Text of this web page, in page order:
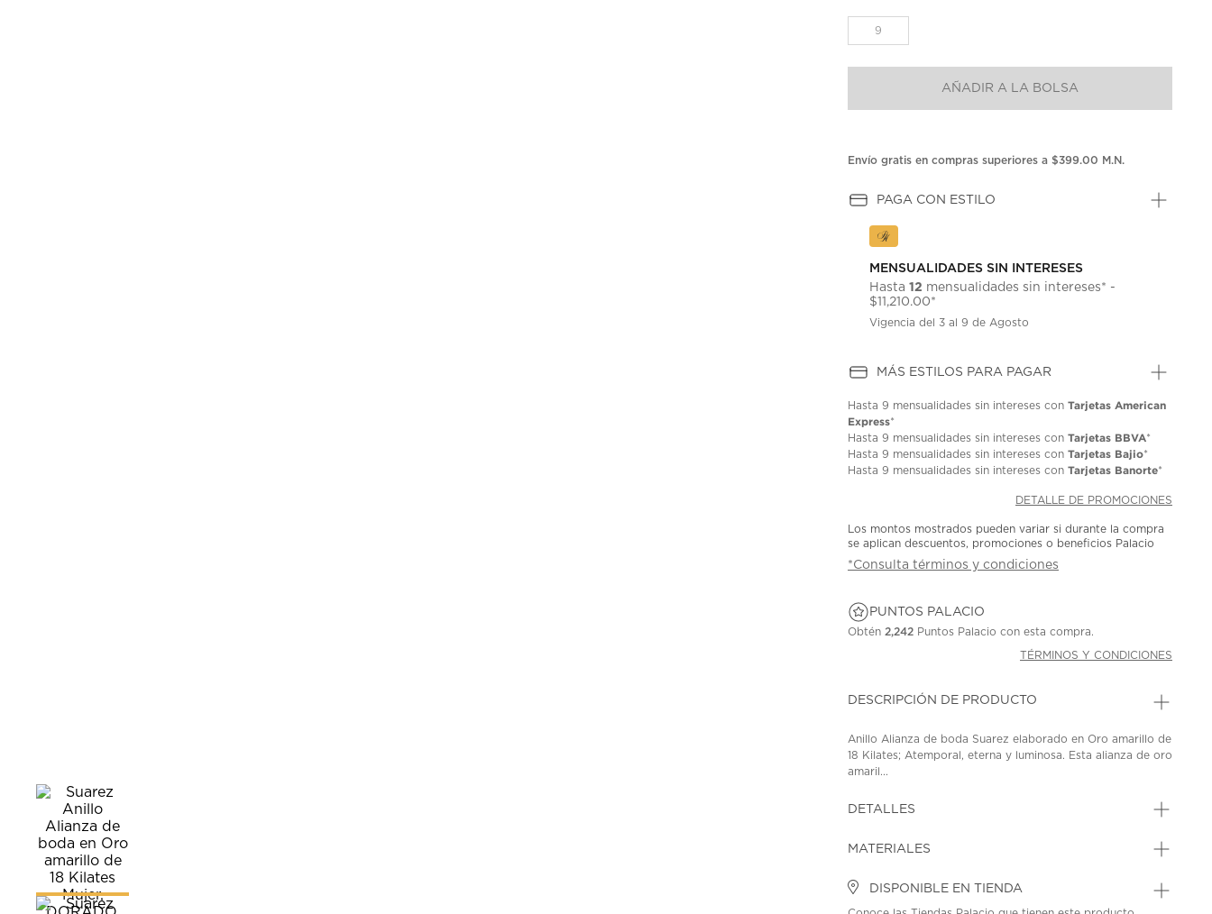
9
AÑADIR A LA BOLSA
Envío gratis en compras superiores a $399.00 M.N.
PAGA CON ESTILO
MENSUALIDADES SIN INTERESES
Hasta12 mensualidades sin intereses* -
$11,210.00*
Vigencia del 3 al 9 de Agosto
MÁS ESTILOS PARA PAGAR
Hasta9 mensualidades sin intereses conTarjetas American
Express*
Hasta9 mensualidades sin intereses conTarjetas BBVA*
Hasta9 mensualidades sin intereses conTarjetas Bajio*
Hasta9 mensualidades sin intereses conTarjetas Banorte*
DETALLE DE PROMOCIONES
Los montos mostrados pueden variar si durante la compra
se aplican descuentos, promociones o beneficios Palacio
*Consulta términos y condiciones
PUNTOS PALACIO
Obtén 2,242 Puntos Palacio con esta compra.
TÉRMINOS Y CONDICIONES
DESCRIPCIÓN DE PRODUCTO
Anillo Alianza de boda Suarez elaborado en Oro amarillo de
18 Kilates; Atemporal, eterna y luminosa. Esta alianza de oro
amaril...
DETALLES
MATERIALES
DISPONIBLE EN TIENDA